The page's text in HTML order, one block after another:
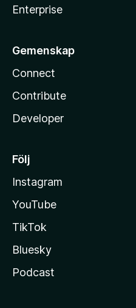
Enterprise
Gemenskap
Connect
Contribute
Developer
Följ
Instagram
YouTube
TikTok
Bluesky
Podcast